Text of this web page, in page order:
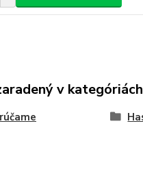
v kategóriách